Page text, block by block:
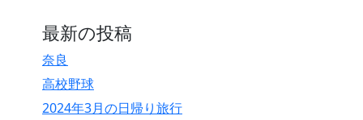
最新の投稿
奈良
高校野球
2024年3月の日帰り旅行